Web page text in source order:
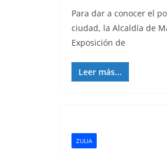
Para dar a conocer el
ciudad, la Alcaldía de
Exposición de
Leer más...
ZULIA